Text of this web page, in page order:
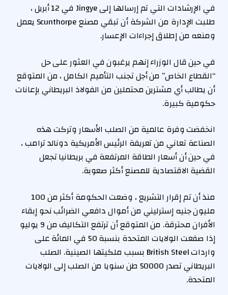
في الإرشادات التي تم إرسالها إلى Jingye في 12 أبريل ،
طلبت الإدارة من الشركة أن تبقي مصنع Scunthorpe يعمل
ومنعه من إطلاق إجراءات الإعسار.
في حين قال الوزراء إنهم يرغبون في العثور على حل
“القطاع الخاص” من أجل تجنب التأميم الكامل ، من المتوقع
أن يطالب أي مشترين محتملين من الفولاذ البريطاني بإعانات
حكومية كبيرة.
انخفضت وفرة عالمية من الصلب الأسعار وتركت هذه
الصناعة تعاني من تعريفة الرئيس الأمريكية دونالد ترامب ،
في حين أن أسعار الطاقة المرتفعة في بريطانيا تجعل
القضية الاقتصادية للمصنع أكثر صعوبة.
منذ أن تم إقرار التشريع ، وضعت الحكومة أكثر من 100
مليون جنيه إسترليني من أموال دافعي الضرائب نحو إبقاء
الأفران محترقة. من المتوقع أن ترتفع التكاليف من 9 يوليو
إذا صفعت الولايات المتحدة بنسبة 50 في المائة على
واردات British Steel بسبب ملكيتها الصينية. الصلب
البريطاني تصدر 50000 طن سنويا من الصلب إلى الولايات
المتحدة.